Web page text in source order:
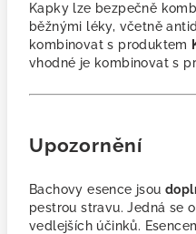
Kapky lze bezpečně
běžnými léky, včetně
kombinovat s produktem
vhodné je kombinovat s
Upozornění
Bachovy esence jsou
pestrou stravu. Jedná se o
vedlejších účinků.